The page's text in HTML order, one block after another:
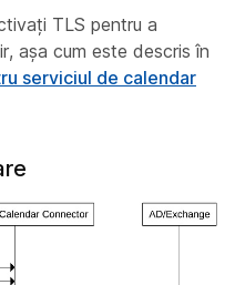
TLS pentru a
așa cum este descris în
serviciul de calendar